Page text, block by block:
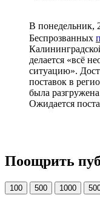
В понедельник,
Беспрозванных
делается «всё
ситуацию».
поставок в
была
Ожидается
Поощрить
100 500 1000